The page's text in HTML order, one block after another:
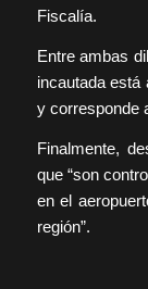
Fiscalía.
Entre ambas
incautada
y corresponde
Finalmente,
que “son
en el
región”.